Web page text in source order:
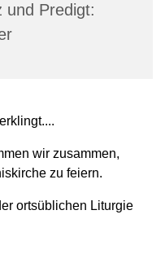
und Predigt:
wir zusammen,
zu feiern.
ortsüblichen Liturgie